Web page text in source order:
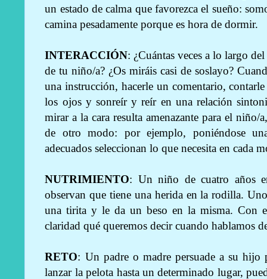
un estado de calma que favorezca el sueño:
camina pesadamente porque es hora de dormir.
INTERACCIÓN: ¿Cuántas veces a lo largo
de tu niño/a? ¿Os miráis casi de soslayo?
una instrucción, hacerle un comentario,
los ojos y sonreír y reír en una relación
mirar a la cara resulta amenazante para el niño/
de otro modo: por ejemplo, poniéndose
adecuados seleccionan lo que necesita en cada
NUTRIMIENTO: Un niño de cuatro años
observan que tiene una herida en la rodilla.
una tirita y le da un beso en la misma. Con
claridad qué queremos decir cuando hablamos
RETO: Un padre o madre persuade a su hijo
lanzar la pelota hasta un determinado lugar,